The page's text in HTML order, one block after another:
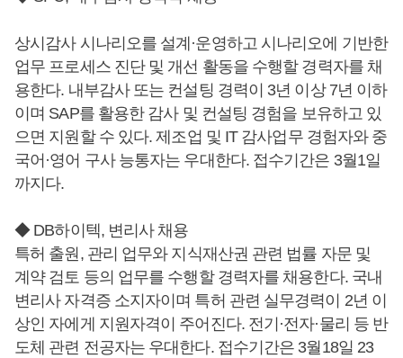
상시감사 시나리오를 설계·운영하고 시나리오에 기반한
업무 프로세스 진단 및 개선 활동을 수행할 경력자를 채
용한다. 내부감사 또는 컨설팅 경력이 3년 이상 7년 이하
이며 SAP를 활용한 감사 및 컨설팅 경험을 보유하고 있
으면 지원할 수 있다. 제조업 및 IT 감사업무 경험자와 중
국어·영어 구사 능통자는 우대한다. 접수기간은 3월1일
까지다.
◆ DB하이텍, 변리사 채용
특허 출원, 관리 업무와 지식재산권 관련 법률 자문 및
계약 검토 등의 업무를 수행할 경력자를 채용한다. 국내
변리사 자격증 소지자이며 특허 관련 실무경력이 2년 이
상인 자에게 지원자격이 주어진다. 전기·전자·물리 등 반
도체 관련 전공자는 우대한다. 접수기간은 3월18일 23